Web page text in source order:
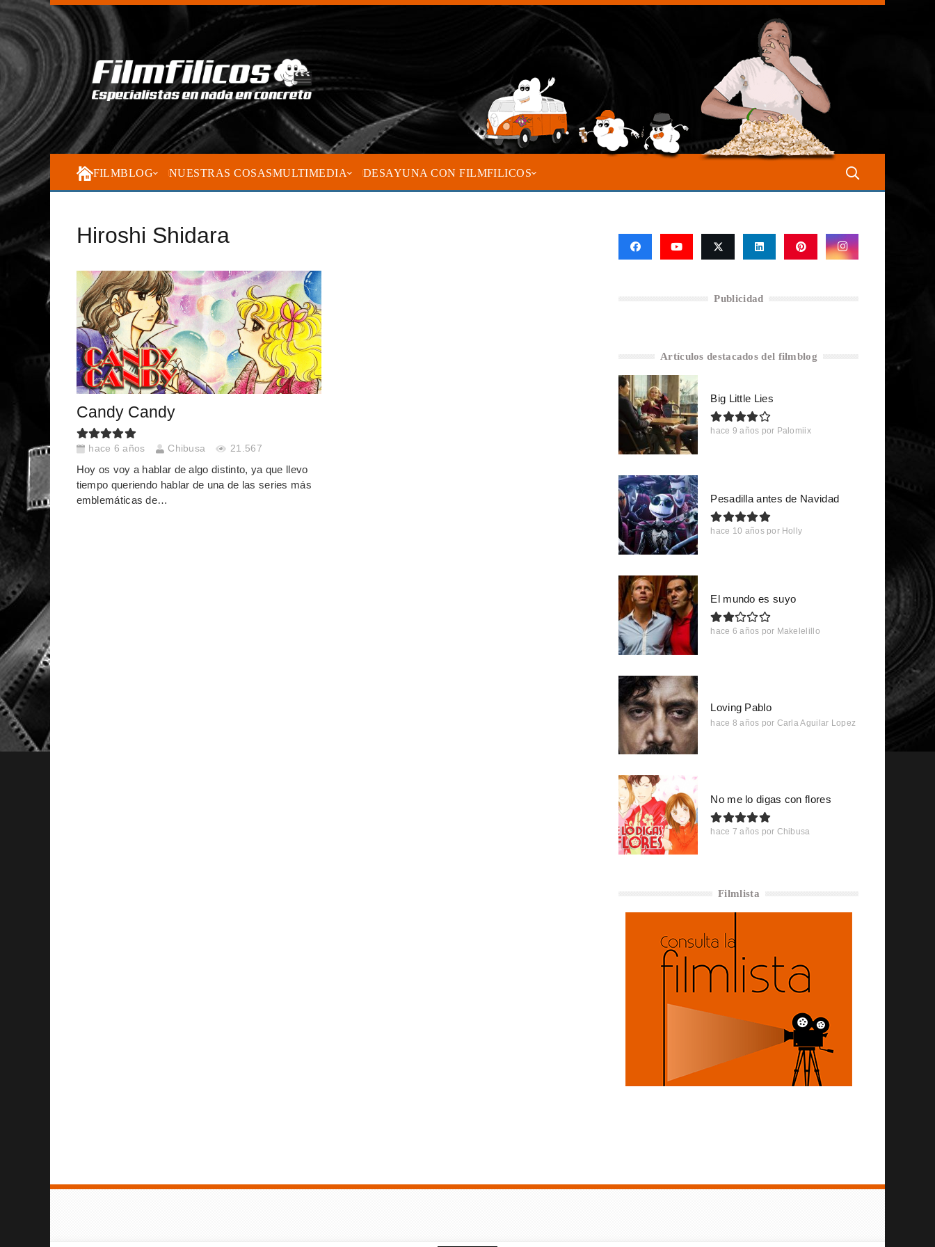
FILMBLOG NUESTRAS COSASMULTIMEDIA DESAYUNA CON FILMFILICOS
Hiroshi Shidara
Candy Candy
hace 6 años Chibusa 21.567
Hoy os voy a hablar de algo distinto, ya que llevo
tiempo queriendo hablar de una de las series más
emblemáticas de…
Publicidad
Artículos destacados del filmblog
Big Little Lies
hace 9 años por Palomiix
Pesadilla antes de Navidad
hace 10 años por Holly
El mundo es suyo
hace 6 años por Makelelillo
Loving Pablo
hace 8 años por Carla Aguilar Lopez
No me lo digas con flores
hace 7 años por Chibusa
Filmlista